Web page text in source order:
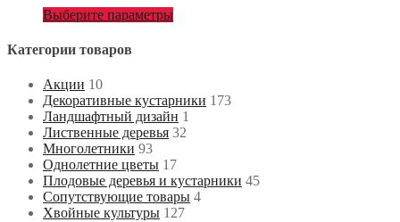
Выберите параметры
Категории товаров
Акции 10
Декоративные кустарники 173
Ландшафтный дизайн 1
Лиственные деревья 32
Многолетники 93
Однолетние цветы 17
Плодовые деревья и кустарники 45
Сопутствующие товары 4
Хвойные культуры 127